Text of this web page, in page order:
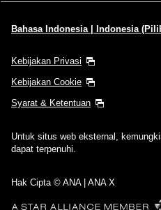
Bahasa Indonesia | Indonesia
Kebijakan Privasi
Kebijakan Cookie
Syarat & Ketentuan
Untuk situs web eksternal,
dapat terpenuhi.
Hak Cipta © ANA | ANA X